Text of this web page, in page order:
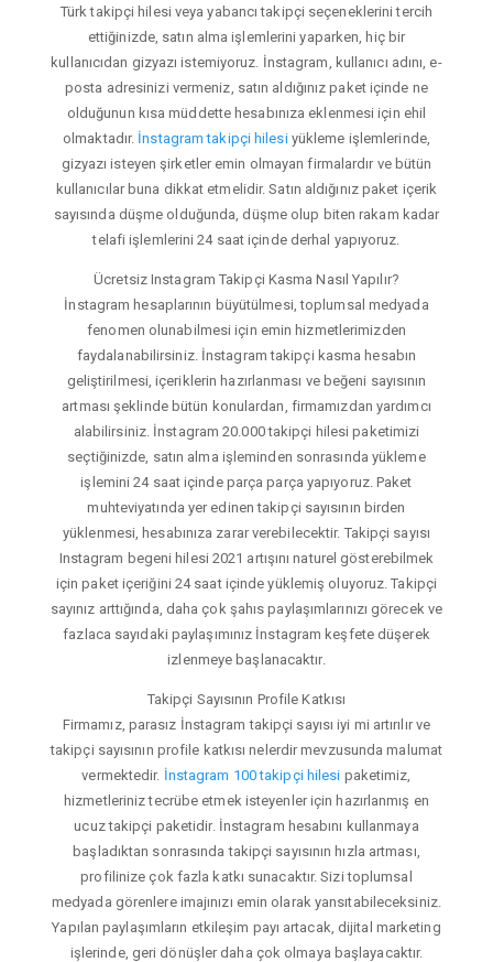
Türk takipçi hilesi veya yabancı takipçi seçeneklerini tercih
ettiğinizde, satın alma işlemlerini yaparken, hiç bir
kullanıcıdan gizyazı istemiyoruz. İnstagram, kullanıcı adını, e-
posta adresinizi vermeniz, satın aldığınız paket içinde ne
olduğunun kısa müddette hesabınıza eklenmesi için ehil
olmaktadır. İnstagram takipçi hilesiyükleme işlemlerinde,
gizyazı isteyen şirketler emin olmayan firmalardır ve bütün
kullanıcılar buna dikkat etmelidir. Satın aldığınız paket içerik
sayısında düşme olduğunda, düşme olup biten rakam kadar
telafi işlemlerini 24 saat içinde derhal yapıyoruz.
Ücretsiz Instagram Takipçi Kasma Nasıl Yapılır?
İnstagram hesaplarının büyütülmesi, toplumsal medyada
fenomen olunabilmesi için emin hizmetlerimizden
faydalanabilirsiniz. İnstagram takipçi kasma hesabın
geliştirilmesi, içeriklerin hazırlanması ve beğeni sayısının
artması şeklinde bütün konulardan, firmamızdan yardımcı
alabilirsiniz. İnstagram 20.000 takipçi hilesi paketimizi
seçtiğinizde, satın alma işleminden sonrasında yükleme
işlemini 24 saat içinde parça parça yapıyoruz. Paket
muhteviyatında yer edinen takipçi sayısının birden
yüklenmesi, hesabınıza zarar verebilecektir. Takipçi sayısı
Instagram begeni hilesi 2021 artışını naturel gösterebilmek
için paket içeriğini 24 saat içinde yüklemiş oluyoruz. Takipçi
sayınız arttığında, daha çok şahıs paylaşımlarınızı görecek ve
fazlaca sayıdaki paylaşımınız İnstagram keşfete düşerek
izlenmeye başlanacaktır.
Takipçi Sayısının Profile Katkısı
Firmamız, parasız İnstagram takipçi sayısı iyi mi artırılır ve
takipçi sayısının profile katkısı nelerdir mevzusunda malumat
vermektedir. İnstagram 100 takipçi hilesi paketimiz,
hizmetleriniz tecrübe etmek isteyenler için hazırlanmış en
ucuz takipçi paketidir. İnstagram hesabını kullanmaya
başladıktan sonrasında takipçi sayısının hızla artması,
profilinize çok fazla katkı sunacaktır. Sizi toplumsal
medyada görenlere imajınızı emin olarak yansıtabileceksiniz.
Yapılan paylaşımların etkileşim payı artacak, dijital marketing
işlerinde, geri dönüşler daha çok olmaya başlayacaktır.